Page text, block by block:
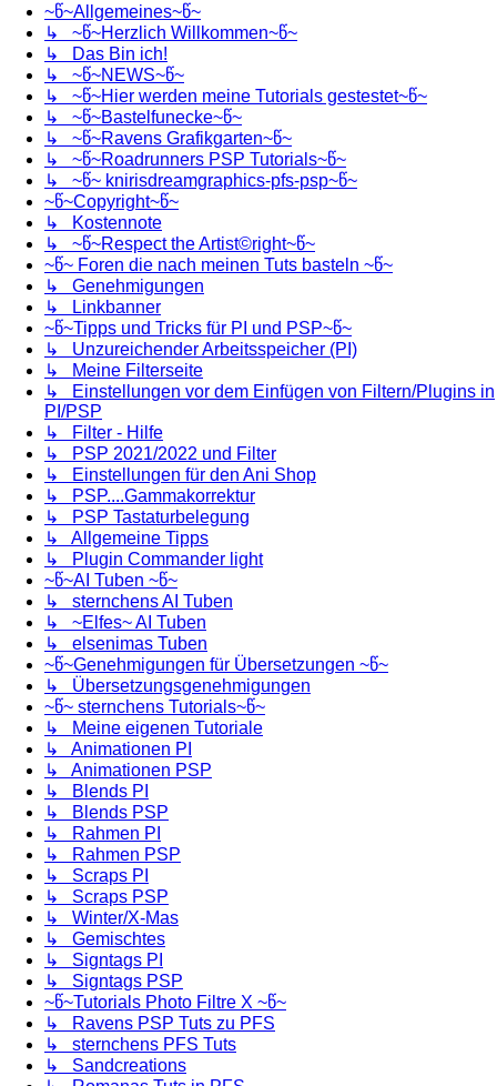
~წ~Allgemeines~წ~
↳ ~წ~Herzlich Willkommen~წ~
↳ Das Bin ich!
↳ ~წ~NEWS~წ~
↳ ~წ~Hier werden meine Tutorials gestestet~წ~
↳ ~წ~Bastelfunecke~წ~
↳ ~წ~Ravens Grafikgarten~წ~
↳ ~წ~Roadrunners PSP Tutorials~წ~
↳ ~წ~ knirisdreamgraphics-pfs-psp~წ~
~წ~Copyright~წ~
↳ Kostennote
↳ ~წ~Respect the Artist©right~წ~
~წ~ Foren die nach meinen Tuts basteln ~წ~
↳ Genehmigungen
↳ Linkbanner
~წ~Tipps und Tricks für PI und PSP~წ~
↳ Unzureichender Arbeitsspeicher (PI)
↳ Meine Filterseite
↳ Einstellungen vor dem Einfügen von Filtern/Plugins in
PI/PSP
↳ Filter - Hilfe
↳ PSP 2021/2022 und Filter
↳ Einstellungen für den Ani Shop
↳ PSP....Gammakorrektur
↳ PSP Tastaturbelegung
↳ Allgemeine Tipps
↳ Plugin Commander light
~წ~AI Tuben ~წ~
↳ sternchens AI Tuben
↳ ~Elfes~ AI Tuben
↳ elsenimas Tuben
~წ~Genehmigungen für Übersetzungen ~წ~
↳ Übersetzungsgenehmigungen
~წ~ sternchens Tutorials~წ~
↳ Meine eigenen Tutoriale
↳ Animationen PI
↳ Animationen PSP
↳ Blends PI
↳ Blends PSP
↳ Rahmen PI
↳ Rahmen PSP
↳ Scraps PI
↳ Scraps PSP
↳ Winter/X-Mas
↳ Gemischtes
↳ Signtags PI
↳ Signtags PSP
~წ~Tutorials Photo Filtre X ~წ~
↳ Ravens PSP Tuts zu PFS
↳ sternchens PFS Tuts
↳ Sandcreations